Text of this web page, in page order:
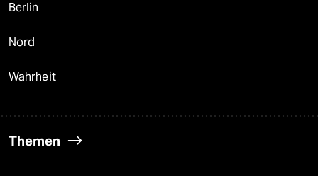
Berlin
Nord
Wahrheit
Themen